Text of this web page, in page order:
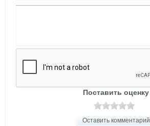
Поставить оценку
Оставить комментарий